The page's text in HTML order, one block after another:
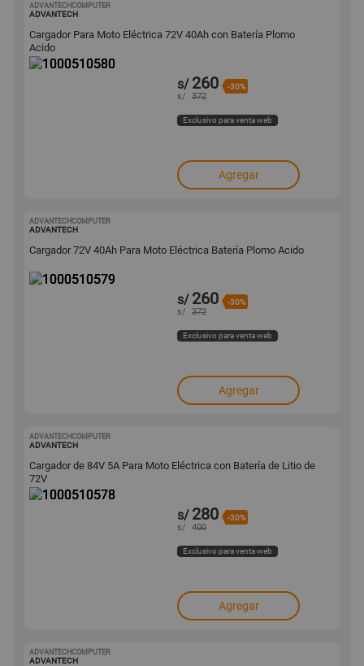
ADVANTECHCOMPUTER
ADVANTECH
Cargador Para Moto Eléctrica 72V 40Ah con Batería Plomo
Acido
s/ 260 -30%
s/ 372
Exclusivo para venta web
Agregar
ADVANTECHCOMPUTER
ADVANTECH
Cargador 72V 40Ah Para Moto Eléctrica Batería Plomo Acido
s/ 260 -30%
s/ 372
Exclusivo para venta web
Agregar
ADVANTECHCOMPUTER
ADVANTECH
Cargador de 84V 5A Para Moto Eléctrica con Batería de Litio de
72V
s/ 280 -30%
s/ 400
Exclusivo para venta web
Agregar
ADVANTECHCOMPUTER
ADVANTECH